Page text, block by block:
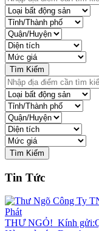
Tin Tức
THƯ NGỎ! Kính